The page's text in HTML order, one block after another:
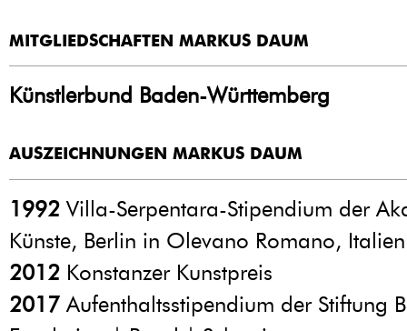
MITGLIEDSCHAFTEN MARKUS DAUM
Künstlerbund Baden-Württemberg
AUSZEICHNUNGEN MARKUS DAUM
1992 Villa-Serpentara-Stipendium der
Künste, Berlin in Olevano Romano, Italien
2012 Konstanzer Kunstpreis
2017 Aufenthaltsstipendium der Stiftung